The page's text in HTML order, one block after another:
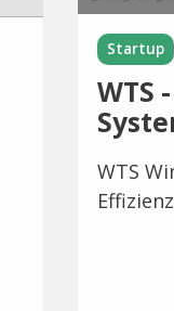
Startup
WTS
WTS